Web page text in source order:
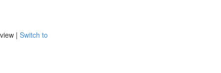
view | Switch to